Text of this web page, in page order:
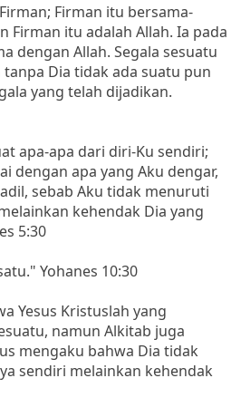
Firman itu bersama-
Firman itu adalah Allah. Ia pada
dengan Allah. Segala sesuatu
Dia tidak ada suatu pun
yang telah dijadikan.
apa-apa dari diri-Ku sendiri;
dengan apa yang Aku dengar,
sebab Aku tidak menuruti
kehendak Dia yang
5:30
Yohanes 10:30
Yesus Kristuslah yang
namun Alkitab juga
mengaku bahwa Dia tidak
sendiri melainkan kehendak